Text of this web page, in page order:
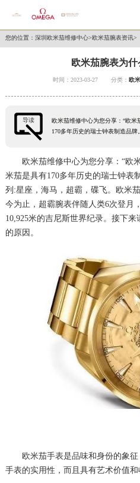
您的位置： 深圳欧米茄维修中心>欧米茄腕表资讯>
欧米茄腕表为
时间：2023-03-27 分类： 欧
导读
欧米茄维修中心为您分享：“欧
170多年历史的瑞士钟表制造品
欧米茄维修中心为您分享：“欧
米茄是具有170多年历史的瑞士钟表
列:星座，海马，超霸，碟飞。欧米
今为止，超霸腕表伴随人类6次登月
10,925米的吉尼斯世界纪录。接下
的原因。
欧米茄手表是品味和身份的象征
手表的实用性，而且具有艺术价值和